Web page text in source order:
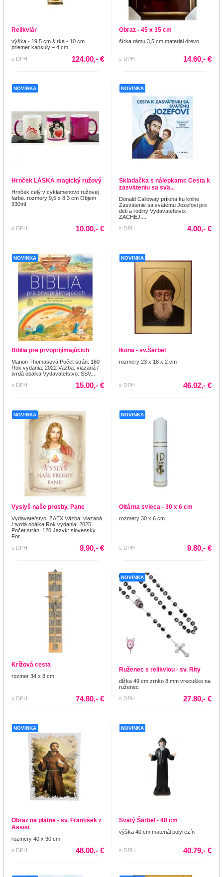
Relikviár
výška - 19,5 cm šírka - 10 cm
priemer kapsuly – 4 cm
s DPH
124.00,- €
Obraz - 45 x 35 cm
šírka rámu 3,5 cm materiál drevo
s DPH 14.60,- €
NOVINKA
Hrnček LÁSKA magický ružový
Hrnček celý v cyklamenovo ružovej
farbe. rozmery 9,5 x 8,3 cm Objem
330ml
s DPH 10.00,- €
NOVINKA
Skladačka s nálepkami: Cesta k
zasväteniu sa svä...
Donald Calloway príloha ku knihe
Zasvätenie sa svätému Jozefovi pre
deti a rodiny Vydavateľstvo:
ZACHEJ....
s DPH
4.00,- €
NOVINKA
Biblia pre prvoprijímajúcich
Marion Thomasová Počet strán: 160
Rok vydania: 2022 Väzba: viazaná /
tvrdá obálka Vydavateľstvo: SSV...
s DPH
15.00,- €
NOVINKA
Ikona - sv.Šarbel
rozmery 23 x 18 x 2 cm
s DPH 46.02,- €
NOVINKA
Vyslyš naše prosby, Pane
Vydavateľstvo: ZAEX Väzba: viazaná
/ tvrdá obálka Rok vydania: 2025
Počet strán: 120 Jazyk: slovenský
For...
s DPH
9.90,- €
NOVINKA
Oltárna svieca - 30 x 6 cm
rozmery 30 x 6 cm
s DPH 9.80,- €
Krížová cesta
rozmer 34 x 8 cm
s DPH 74.80,- €
NOVINKA
Ruženec s relikviou - sv. Rity
dlžka 49 cm zrnko 8 mm vrecuško na
ruženec
s DPH
27.80,- €
NOVINKA
Obraz na plátne - sv. František z
Assisi
rozmery 40 x 30 cm
s DPH
48.00,- €
NOVINKA
Svätý Šarbel - 40 cm
výška 40 cm materiál polyrezín
s DPH 40.79,- €